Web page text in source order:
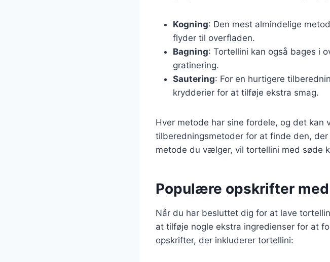
Kogning: Den mest almindelige
flyder til overfladen.
Bagning: Tortellini kan også bages i
gratinering.
Sautering: For en hurtigere
krydderier for at tilføje ekstra smag.
Hver metode har sine fordele, og det
tilberedningsmetoder for at finde den,
metode du vælger, vil tortellini med søde
Populære opskrifter
Når du har besluttet dig for at lave
at tilføje nogle ekstra ingredienser for at
opskrifter, der inkluderer tortellini: